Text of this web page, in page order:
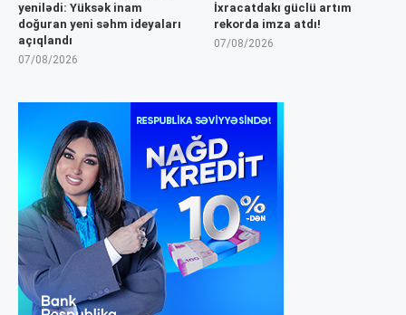
yenilədi: Yüksək inam
doğuran yeni səhm ideyaları
açıqlandı
07/08/2026
İxracatdakı güclü artım
rekorda imza atdı!
07/08/2026